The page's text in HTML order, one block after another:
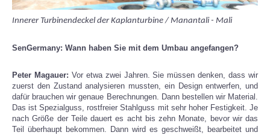
Innerer Turbinendeckel der Kaplanturbine / Manantali - Mali
SenGermany: Wann haben Sie mit dem Umbau angefangen?
Peter Magauer: Vor etwa zwei Jahren. Sie müssen denken, dass wir
zuerst den Zustand analysieren mussten, ein Design entwerfen, und
dafür brauchen wir genaue Berechnungen. Dann bestellen wir Material.
Das ist Spezialguss, rostfreier Stahlguss mit sehr hoher Festigkeit. Je
nach Größe der Teile dauert es acht bis zehn Monate, bevor wir das
Teil überhaupt bekommen. Dann wird es geschweißt, bearbeitet und